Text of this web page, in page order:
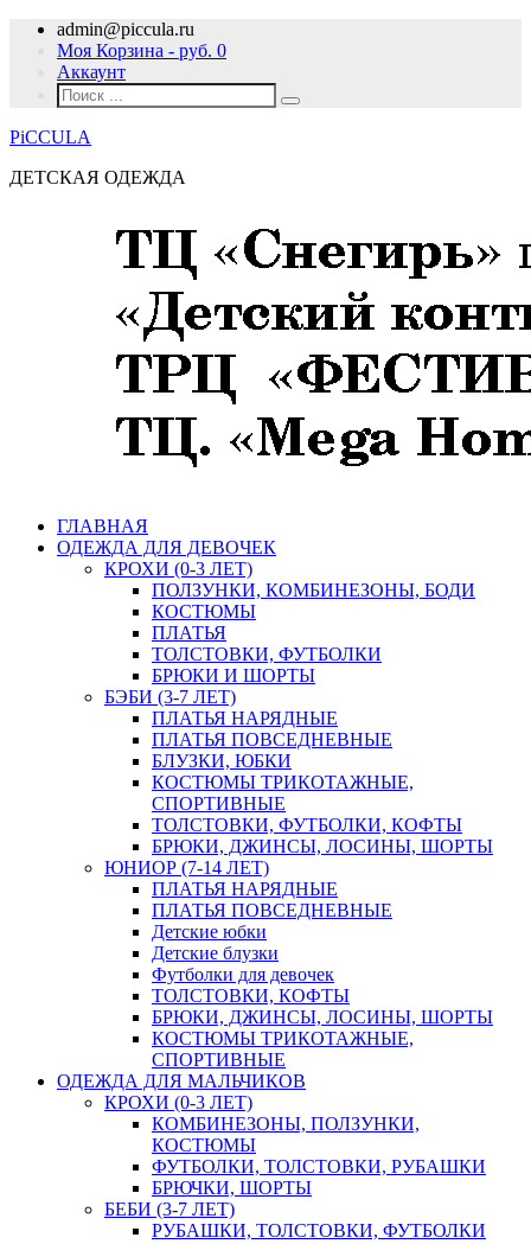
admin@piccula.ru
Моя Корзина - руб. 0
Аккаунт
PiCCULA
ДЕТСКАЯ ОДЕЖДА
ГЛАВНАЯ
ОДЕЖДА ДЛЯ ДЕВОЧЕК
КРОХИ (0-3 ЛЕТ)
ПОЛЗУНКИ, КОМБИНЕЗОНЫ, БОДИ
КОСТЮМЫ
ПЛАТЬЯ
ТОЛСТОВКИ, ФУТБОЛКИ
БРЮКИ И ШОРТЫ
БЭБИ (3-7 ЛЕТ)
ПЛАТЬЯ НАРЯДНЫЕ
ПЛАТЬЯ ПОВСЕДНЕВНЫЕ
БЛУЗКИ, ЮБКИ
КОСТЮМЫ ТРИКОТАЖНЫЕ,
СПОРТИВНЫЕ
ТОЛСТОВКИ, ФУТБОЛКИ, КОФТЫ
БРЮКИ, ДЖИНСЫ, ЛОСИНЫ, ШОРТЫ
ЮНИОР (7-14 ЛЕТ)
ПЛАТЬЯ НАРЯДНЫЕ
ПЛАТЬЯ ПОВСЕДНЕВНЫЕ
Детские юбки
Детские блузки
Футболки для девочек
ТОЛСТОВКИ, КОФТЫ
БРЮКИ, ДЖИНСЫ, ЛОСИНЫ, ШОРТЫ
КОСТЮМЫ ТРИКОТАЖНЫЕ,
СПОРТИВНЫЕ
ОДЕЖДА ДЛЯ МАЛЬЧИКОВ
КРОХИ (0-3 ЛЕТ)
КОМБИНЕЗОНЫ, ПОЛЗУНКИ,
КОСТЮМЫ
ФУТБОЛКИ, ТОЛСТОВКИ, РУБАШКИ
БРЮЧКИ, ШОРТЫ
БЕБИ (3-7 ЛЕТ)
РУБАШКИ, ТОЛСТОВКИ, ФУТБОЛКИ